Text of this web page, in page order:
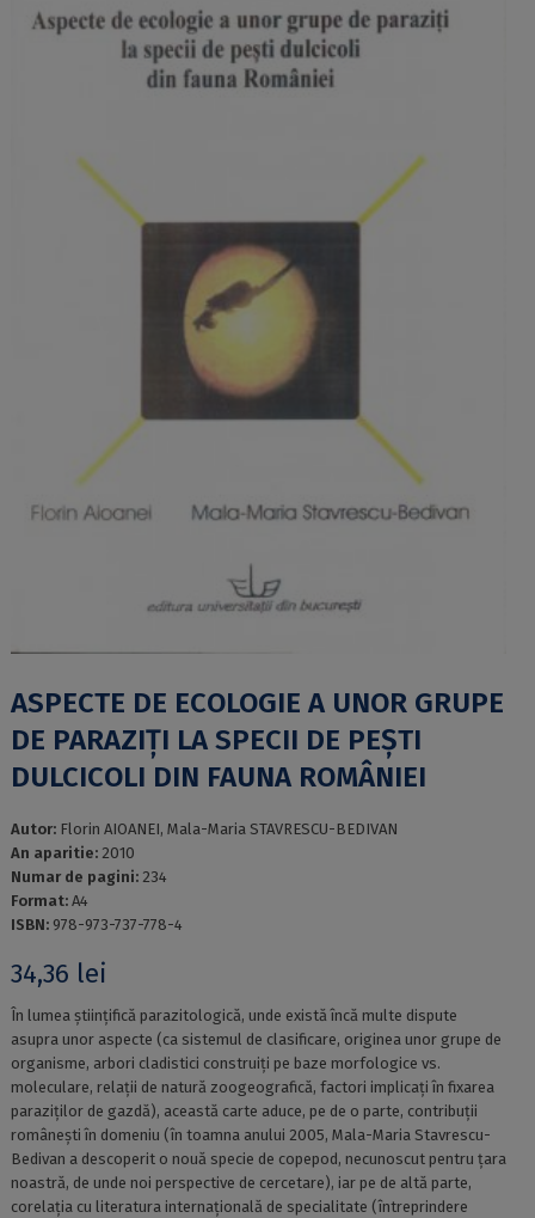
ASPECTE DE ECOLOGIE A UNOR GRUPE
DE PARAZIȚI LA SPECII DE PEȘTI
DULCICOLI DIN FAUNA ROMÂNIEI
Autor: Florin AIOANEI, Mala-Maria STAVRESCU-BEDIVAN
An aparitie: 2010
Numar de pagini: 234
Format: A4
ISBN: 978-973-737-778-4
34,36 lei
În lumea științifică parazitologică, unde există încă multe dispute
asupra unor aspecte (ca sistemul de clasificare, originea unor grupe de
organisme, arbori cladistici construiți pe baze morfologice vs.
moleculare, relații de natură zoogeografică, factori implicați în fixarea
paraziților de gazdă), această carte aduce, pe de o parte, contribuții
românești în domeniu (în toamna anului 2005, Mala-Maria Stavrescu-
Bedivan a descoperit o nouă specie de copepod, necunoscut pentru țara
noastră, de unde noi perspective de cercetare), iar pe de altă parte,
corelația cu literatura internațională de specialitate (întreprindere